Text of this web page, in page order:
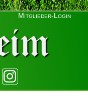
Mitglieder-Login